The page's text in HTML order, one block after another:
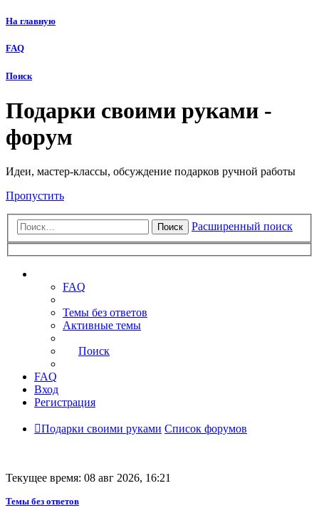
На главную
FAQ
Поиск
Подарки своими руками -
форум
Идеи, мастер-классы, обсуждение подарков ручной работы
Пропустить
Поиск Расширенный поиск
FAQ
Темы без ответов
Активные темы
Поиск
FAQ
Вход
Регистрация
Подарки своими руками Список форумов
Текущее время: 08 авг 2026, 16:21
Темы без ответов